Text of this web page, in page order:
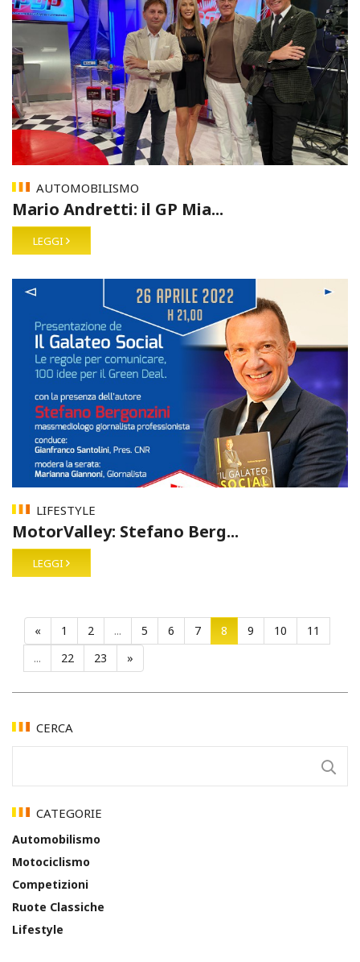
AUTOMOBILISMO
Mario Andretti: il GP Mia...
LEGGI
LIFESTYLE
MotorValley: Stefano Berg...
LEGGI
« 1 2 ... 5 6 7 8 9 10
11
...
22 23 »
CERCA
CATEGORIE
Automobilismo
Motociclismo
Competizioni
Ruote Classiche
Lifestyle